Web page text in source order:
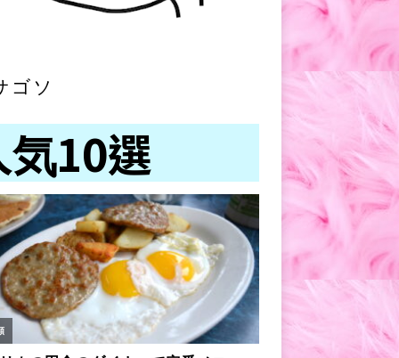
ゴソ
気10選